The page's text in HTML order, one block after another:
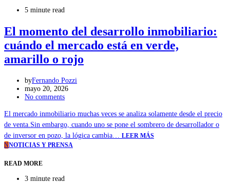
5 minute read
El momento del desarrollo inmobiliario:
cuándo el mercado está en verde,
amarillo o rojo
byFernando Pozzi
mayo 20, 2026
No comments
El mercado inmobiliario muchas veces se analiza solamente desde el precio
de venta.Sin embargo, cuando uno se pone el sombrero de desarrollador o
de inversor en pozo, la lógica cambia… LEER MÁS
NNOTICIAS Y PRENSA
READ MORE
3 minute read